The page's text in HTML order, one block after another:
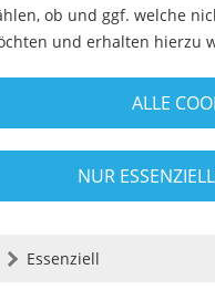
bei der
und großzügig in
Dekor-Fliese mit
übliche Pflege einer
mechanische
ob und ggf. welche
und erhalten hierzu
ALLE
NUR
Essenziell